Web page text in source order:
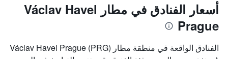
أسعار الفنادق في مطار Václav Havel
Prague
الفنادق الواقعة في منطقة مطار Václav Havel Prague (PRG)